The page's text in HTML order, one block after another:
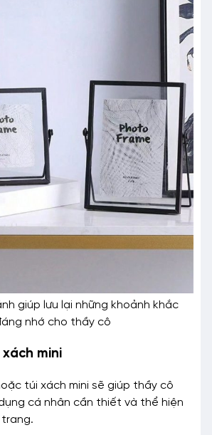
giúp lưu lại những khoảnh khắc
nhớ cho thầy cô
mini
túi xách mini sẽ giúp thầy cô
cá nhân cần thiết và thể hiện